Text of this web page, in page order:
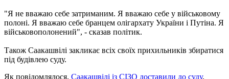
"Я не вважаю себе затриманим. Я вважаю себе у військовому
полоні. Я вважаю себе бранцем олігархату України і Путіна. Я
військовополонений", - сказав політик.
Також Саакашвілі закликає всіх своїх прихильників збиратися
під будівлею суду.
Як повідомлялося, Саакашвілі із СІЗО доставили до суду.